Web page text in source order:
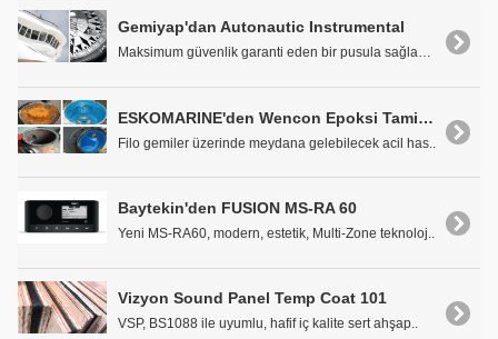
Gemiyap'dan Autonautic Instrumental
Maksimum güvenlik garanti eden bir pusula sağlamak..
ESKOMARINE'den Wencon Epoksi Tamir Ürünleri
Filo gemiler üzerinde meydana gelebilecek acil has..
Baytekin'den FUSION MS-RA 60
Yeni MS-RA60, modern, estetik, Multi-Zone teknoloj..
Vizyon Sound Panel Temp Coat 101
VSP, BS1088 ile uyumlu, hafif iç kalite sert ahşap..